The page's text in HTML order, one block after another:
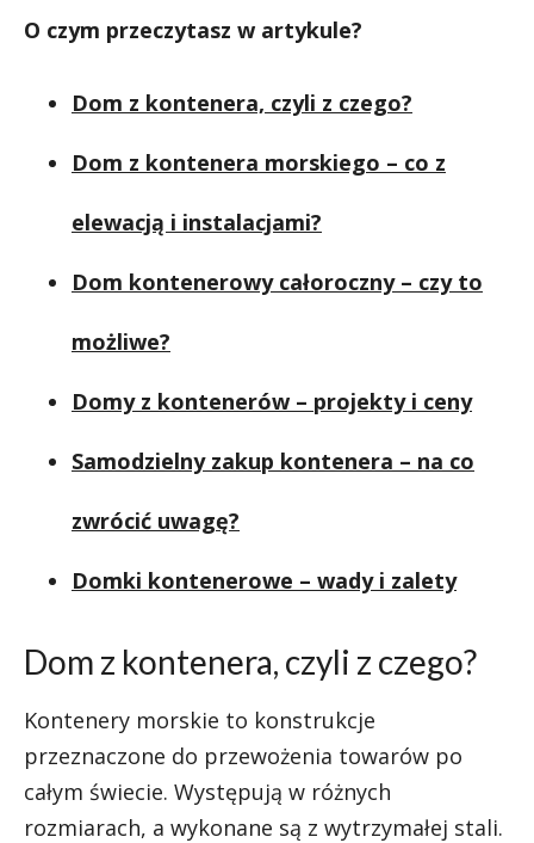
O czym przeczytasz w artykule?
Dom z kontenera, czyli z czego?
Dom z kontenera morskiego – co z
elewacją i instalacjami?
Dom kontenerowy całoroczny – czy to
możliwe?
Domy z kontenerów – projekty i ceny
Samodzielny zakup kontenera – na co
zwrócić uwagę?
Domki kontenerowe – wady i zalety
Dom z kontenera, czyli z czego?
Kontenery morskie to konstrukcje
przeznaczone do przewożenia towarów po
całym świecie. Występują w różnych
rozmiarach, a wykonane są z wytrzymałej stali.